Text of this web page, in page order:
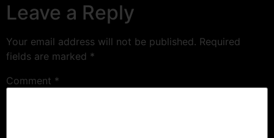
Leave a Reply
Your email address will not be published. Required
fields are marked *
Comment *